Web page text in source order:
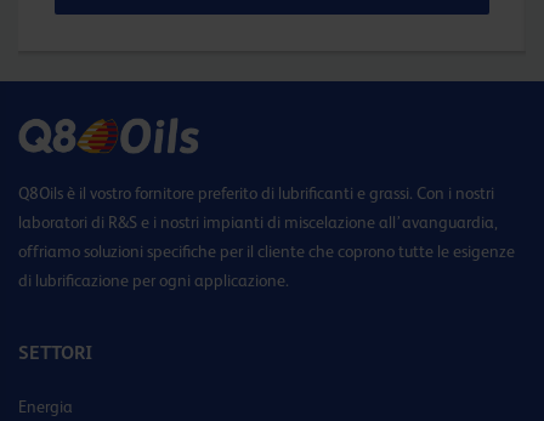
Q8Oils è il vostro fornitore preferito di lubrificanti e grassi. Con i nostri
laboratori di R&S e i nostri impianti di miscelazione all’avanguardia,
offriamo soluzioni specifiche per il cliente che coprono tutte le esigenze
di lubrificazione per ogni applicazione.
SETTORI
Energia